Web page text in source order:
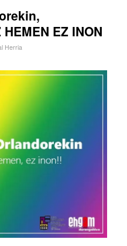
EZ INON
Herria